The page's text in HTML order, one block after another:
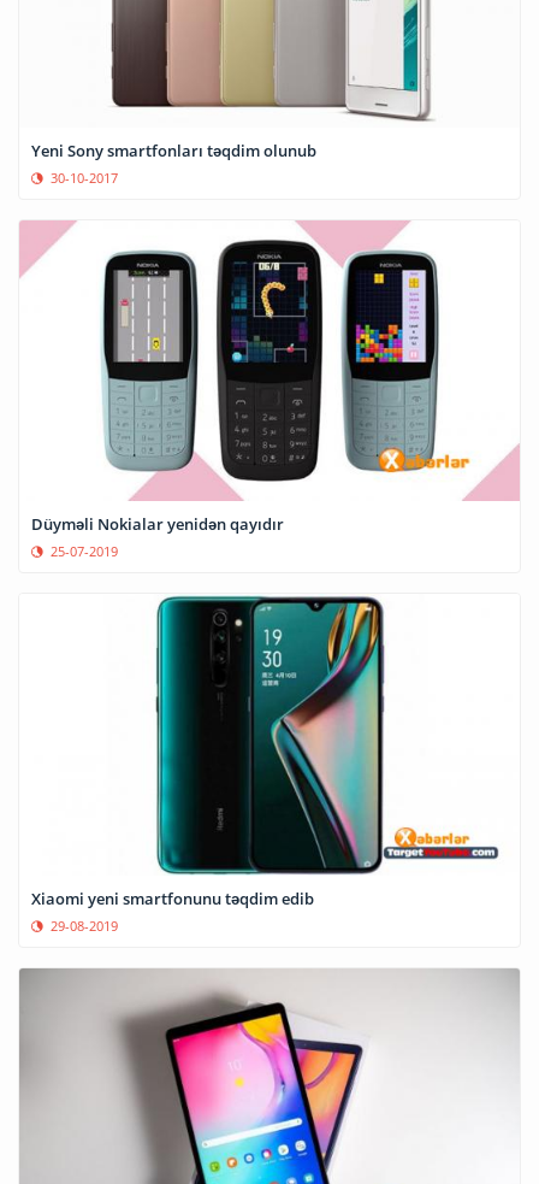
Yeni Sony smartfonları təqdim olunub
30-10-2017
Düyməli Nokialar yenidən qayıdır
25-07-2019
Xiaomi yeni smartfonunu təqdim edib
29-08-2019